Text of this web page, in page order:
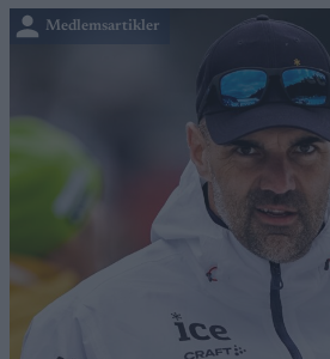
Medlemsartikler